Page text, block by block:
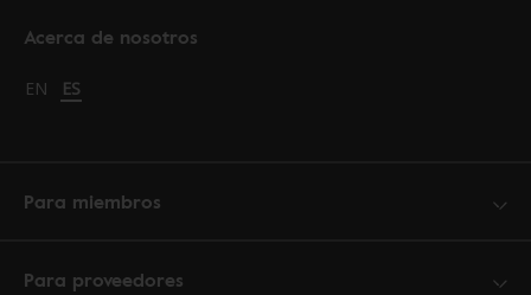
Acerca de nosotros
Change language to English
EN Cambiar idioma a español
ES
Para miembros
Para proveedores